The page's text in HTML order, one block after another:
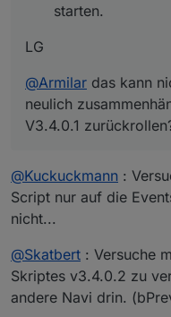
starten.
LG
@Armilar das kann
neulich
V3.4.0.1
@Kuckuckmann :
Script nur auf die
nicht...
@Skatbert : Versuche
Skriptes v3.4.0.2 zu
andere Navi drin.